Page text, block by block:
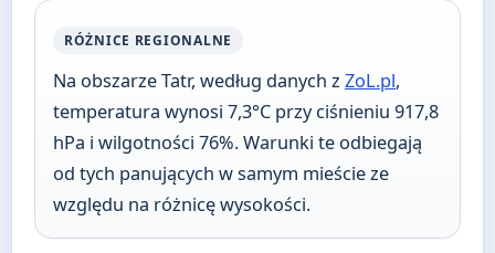
RÓŻNICE REGIONALNE
Na obszarze Tatr, według danych z ZoL.pl,
temperatura wynosi 7,3°C przy ciśnieniu 917,8
hPa i wilgotności 76%. Warunki te odbiegają
od tych panujących w samym mieście ze
względu na różnicę wysokości.